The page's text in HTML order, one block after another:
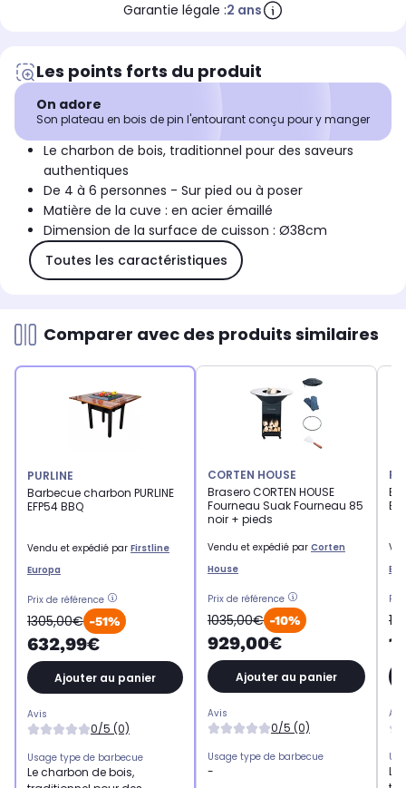
Garantie légale :2 ans
Les points forts du produit
On adore
Son plateau en bois de pin l'entourant conçu pour y manger
Le charbon de bois, traditionnel pour des saveurs
authentiques
De 4 à 6 personnes - Sur pied ou à poser
Matière de la cuve : en acier émaillé
Dimension de la surface de cuisson : Ø38cm
Toutes les caractéristiques
Comparer avec des produits similaires
PURLINE
Barbecue charbon PURLINE
EFP54 BBQ
Vendu et expédié par Firstline
Europa
Prix de référence
1305,00€ -51%
632,99€
Ajouter au panier
Avis
0/5 (0)
Usage type de barbecue
Le charbon de bois,
CORTEN HOUSE
Brasero CORTEN HOUSE
Fourneau Suak Fourneau 85
noir + pieds
Vendu et expédié par Corten
House
Prix de référence
1035,00€ -10%
929,00€
Ajouter au panier
Avis
0/5 (0)
Usage type de barbecue
-
Le